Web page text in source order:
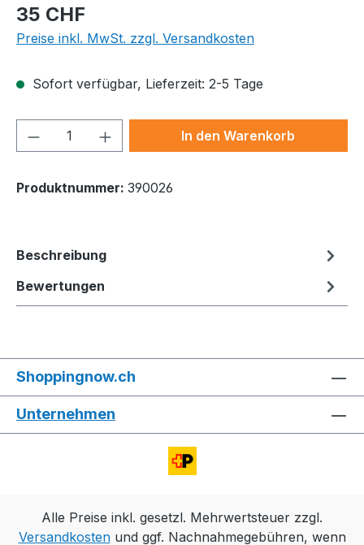
Regulärer Preis:
35 CHF
Preise inkl. MwSt. zzgl. Versandkosten
Sofort verfügbar, Lieferzeit: 2-5 Tage
Produkt Anzahl: Gib denIn den Warenkorb
Produktnummer: 390026
Beschreibung
Bewertungen
Shoppingnow.ch
Unternehmen
Alle Preise inkl. gesetzl. Mehrwertsteuer zzgl.
Versandkostenund ggf. Nachnahmegebühren, wenn